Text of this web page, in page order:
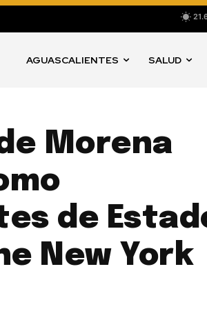
AGUASCALIENTES SALUD
Morena
de
New York